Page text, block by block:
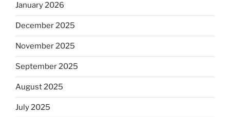
January 2026
December 2025
November 2025
September 2025
August 2025
July 2025